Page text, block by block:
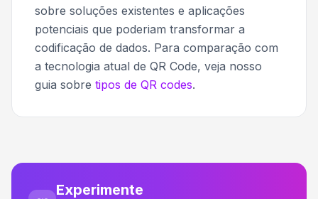
sobre soluções existentes e aplicações
potenciais que poderiam transformar a
codificação de dados. Para comparação com
a tecnologia atual de QR Code, veja nosso
guia sobre tipos de QR codes.
Experimente